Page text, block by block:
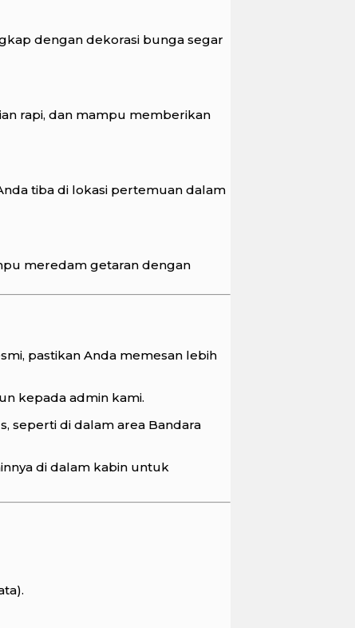
dengan dekorasi bunga segar
rapi, dan mampu memberikan
tiba di lokasi pertemuan dalam
meredam getaran dengan
pastikan Anda memesan lebih
kepada admin kami.
seperti di dalam area Bandara
di dalam kabin untuk